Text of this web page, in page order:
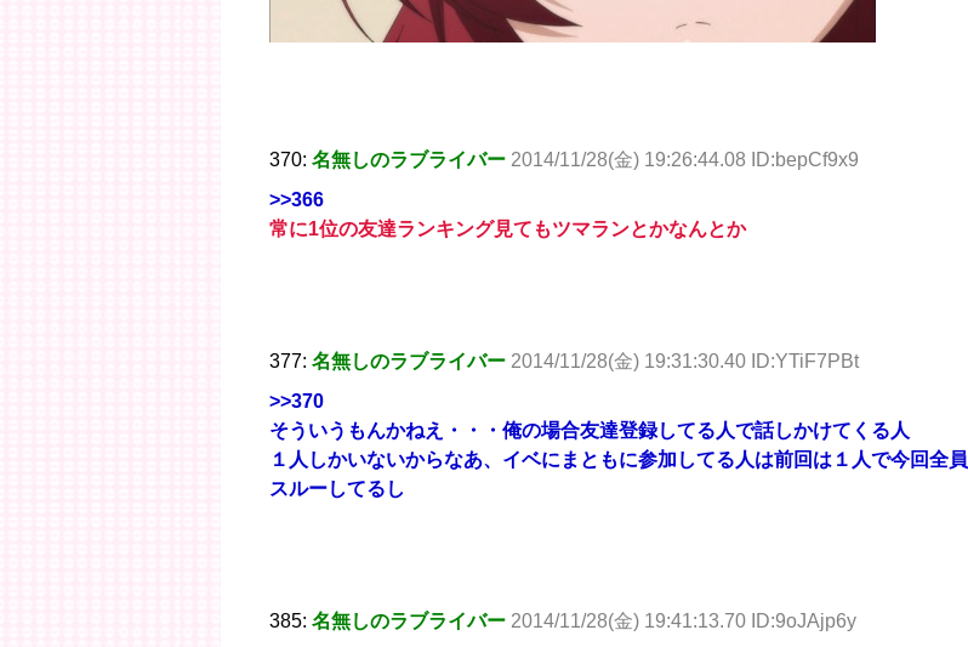
370: 名無しのラブライバー 2014/11/28(金) 19:26:44.08 ID:bepCf9x9
>>366
常に1位の友達ランキング見てもツマランとかなんとか
377: 名無しのラブライバー 2014/11/28(金) 19:31:30.40 ID:YTiF7PBt
>>370
そういうもんかねえ・・・俺の場合友達登録してる人で話しかけてくる人
１人しかいないからなあ、イベにまともに参加してる人は前回は１人で今回全員
スルーしてるし
385: 名無しのラブライバー 2014/11/28(金) 19:41:13.70 ID:9oJAjp6y